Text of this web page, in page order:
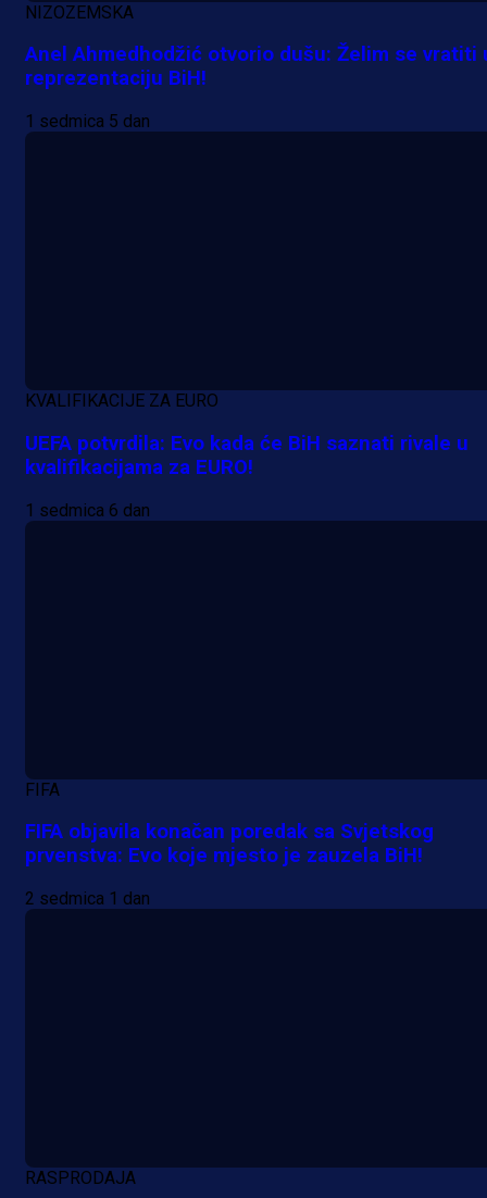
NIZOZEMSKA
Anel Ahmedhodžić otvorio dušu: Želim se vratiti
reprezentaciju BiH!
1 sedmica 5 dan
KVALIFIKACIJE ZA EURO
UEFA potvrdila: Evo kada će BiH saznati rivale u
kvalifikacijama za EURO!
1 sedmica 6 dan
FIFA
FIFA objavila konačan poredak sa Svjetskog
prvenstva: Evo koje mjesto je zauzela BiH!
2 sedmica 1 dan
RASPRODAJA